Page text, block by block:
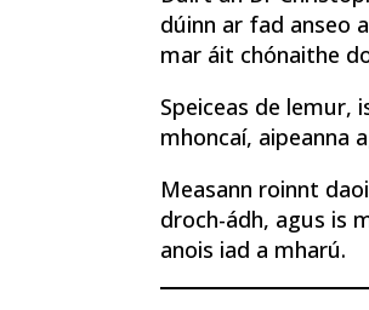
dúinn ar fad anseo
mar áit chónaithe do
Speiceas de lemur,
mhoncaí, aipeanna
Measann roinnt
droch-ádh, agus is
anois iad a mharú.